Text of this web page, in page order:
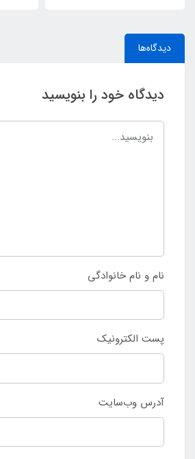
دیدگاه‌ها
دیدگاه خود را بنویسید
نام و نام خانوادگی
پست الکترونیک
آدرس وب‌سایت